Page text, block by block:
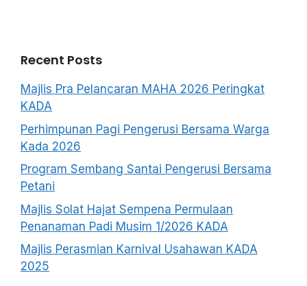
Recent Posts
Majlis Pra Pelancaran MAHA 2026 Peringkat
KADA
Perhimpunan Pagi Pengerusi Bersama Warga
Kada 2026
Program Sembang Santai Pengerusi Bersama
Petani
Majlis Solat Hajat Sempena Permulaan
Penanaman Padi Musim 1/2026 KADA
Majlis Perasmian Karnival Usahawan KADA
2025